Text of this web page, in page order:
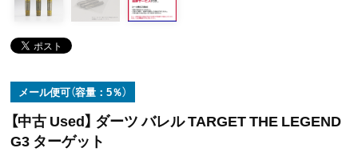
メール便可（容量：5％）
【中古 Used】 ダーツ バレル TARGET THE LEGEND
G3 ターゲット